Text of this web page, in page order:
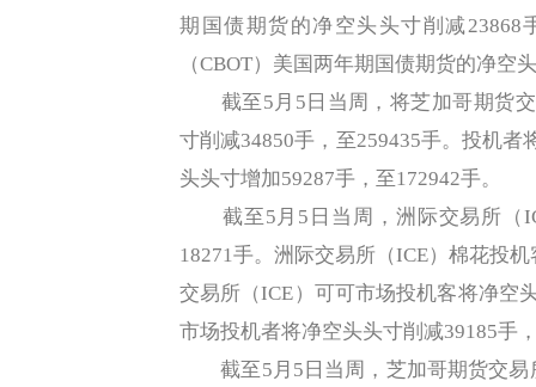
期国债期货的净空头头寸削减23868
（CBOT）美国两年期国债期货的净空
截至5月5日当周，将芝加哥期货交
寸削减34850手，至259435手。投机
头头寸增加59287手，至172942手。
截至5月5日当周，洲际交易所（
18271手。洲际交易所（ICE）棉花投
交易所（ICE）可可市场投机客将净空
市场投机者将净空头头寸削减39185手
截至5月5日当周，芝加哥期货交易